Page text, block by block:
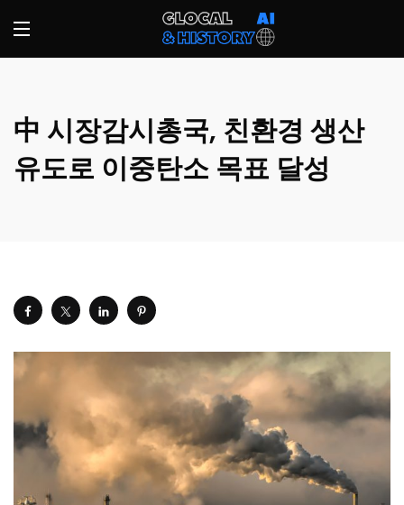
中 시장감시총국, 친환경 생산
유도로 이중탄소 목표 달성